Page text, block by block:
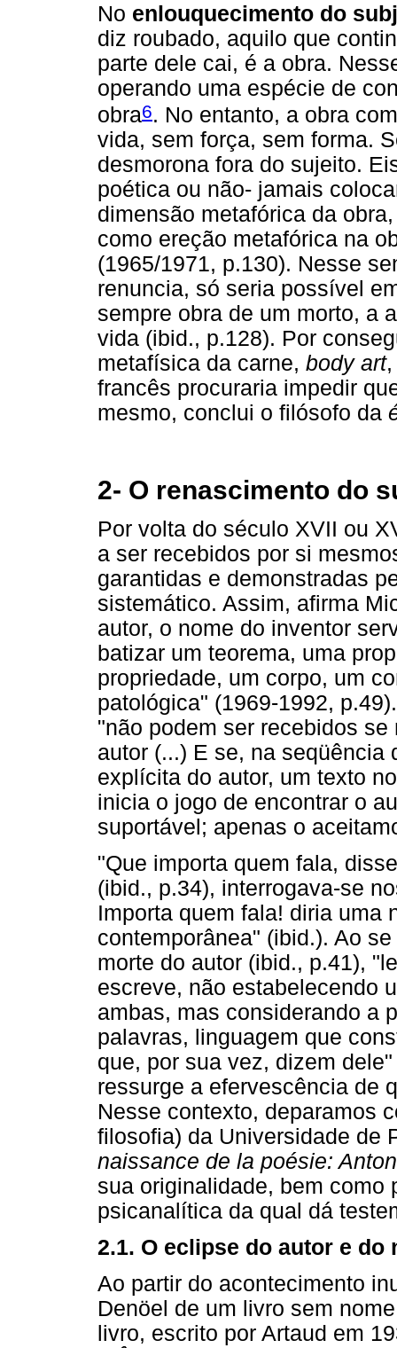
No enlouquecimento do
diz roubado, aquilo que
parte dele cai, é a obra.
operando uma espécie de
obra6. No entanto, a obra
vida, sem força, sem forma.
desmorona fora do sujeito.
poética ou não- jamais
dimensão metafórica da
como ereção metafórica na
(1965/1971, p.130). Nesse
renuncia, só seria possível
sempre obra de um morto, a
vida (ibid., p.128). Por
metafísica da carne, body art
francês procuraria impedir
mesmo, conclui o filósofo da
2- O renascimento do
Por volta do século XVII ou
a ser recebidos por si
garantidas e demonstradas
sistemático. Assim, afirma
autor, o nome do inventor
batizar um teorema, uma
propriedade, um corpo, um
patológica" (1969-1992,
"não podem ser recebidos
autor (...) E se, na seqüência
explícita do autor, um texto
inicia o jogo de encontrar o
suportável; apenas o
"Que importa quem fala,
(ibid., p.34), interrogava-se
Importa quem fala! diria uma
contemporânea" (ibid.). Ao
morte do autor (ibid., p.41),
escreve, não estabelecendo
ambas, mas considerando a
palavras, linguagem que
que, por sua vez, dizem
ressurge a efervescência de
Nesse contexto, deparamos
filosofia) da Universidade de
naissance de la poésie:
sua originalidade, bem
psicanalítica da qual dá
2.1. O eclipse do autor e do
Ao partir do acontecimento
Denöel de um livro sem
livro, escrito por Artaud em